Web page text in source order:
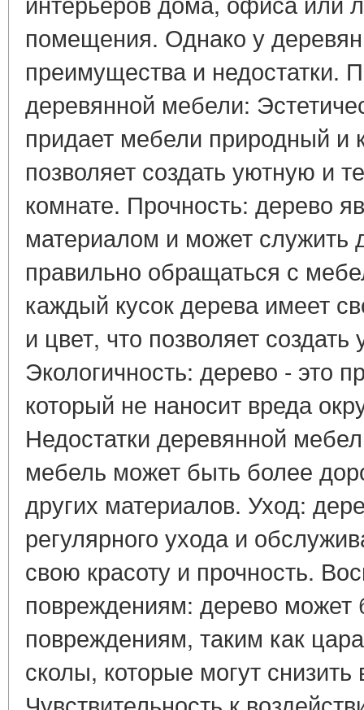
помещения. Однако у
преимущества и недостатки.
деревянной мебели:
придает мебели природный и
позволяет создать уютную и
комнате. Прочность: дерево
материалом и может служить
правильно обращаться с
каждый кусок дерева имеет
и цвет, что позволяет
Экологичность: дерево - это
который не наносит вреда
Недостатки деревянной
мебель может быть более
других материалов. Уход:
регулярного ухода и
свою красоту и прочность.
повреждениям: дерево может
повреждениям, таким как
сколы, которые могут